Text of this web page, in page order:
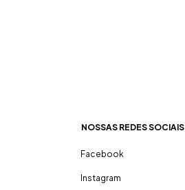
NOSSAS REDES SOCIAIS
Facebook
Instagram